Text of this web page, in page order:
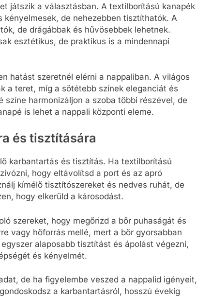
játszik a választásban. A textilborítású kanapék
de nehezebben tisztíthatók. A
de drágábbak és hűvösebbek lehetnek.
esztétikus, de praktikus is a mindennapi
hatást szeretnél elérni a nappaliban. A világos
a teret, míg a sötétebb színek eleganciát és
harmonizáljon a szoba többi részével, de
is lehet a nappali központi eleme.
és tisztítására
karbantartás és tisztítás. Ha textilborítású
hogy eltávolítsd a port és az apró
kímélő tisztítószereket és nedves ruhát, de
hogy elkerüld a károsodást.
szereket, hogy megőrizd a bőr puhaságát és
vagy hőforrás mellé, mert a bőr gyorsabban
alaposabb tisztítást és ápolást végezni,
és kényelmét.
de ha figyelembe veszed a nappalid igényeit,
a karbantartásról, hosszú évekig